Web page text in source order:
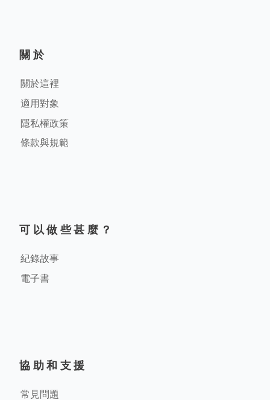
關於
關於這裡
適用對象
隱私權政策
條款與規範
可以做些甚麼？
紀錄故事
電子書
協助和支援
常見問題